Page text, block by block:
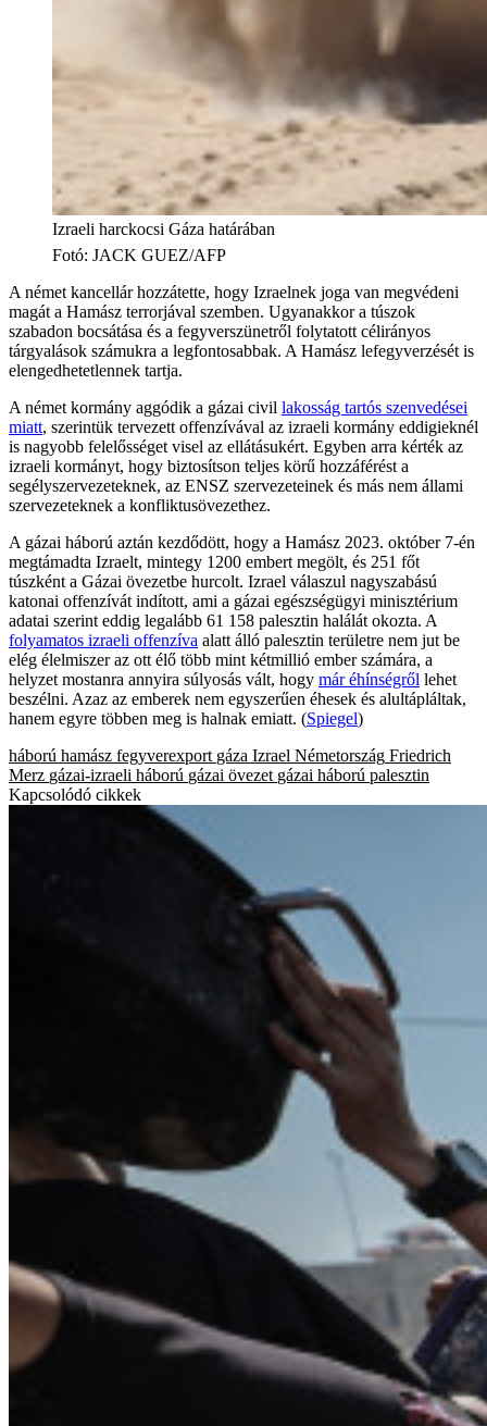
Izraeli harckocsi Gáza határában
Fotó: JACK GUEZ/AFP
A német kancellár hozzátette, hogy Izraelnek joga van megvédeni
magát a Hamász terrorjával szemben. Ugyanakkor a túszok
szabadon bocsátása és a fegyverszünetről folytatott célirányos
tárgyalások számukra a legfontosabbak. A Hamász lefegyverzését is
elengedhetetlennek tartja.
A német kormány aggódik a gázai civil lakosság tartós szenvedései
miatt, szerintük tervezett offenzívával az izraeli kormány eddigieknél
is nagyobb felelősséget visel az ellátásukért. Egyben arra kérték az
izraeli kormányt, hogy biztosítson teljes körű hozzáférést a
segélyszervezeteknek, az ENSZ szervezeteinek és más nem állami
szervezeteknek a konfliktusövezethez.
A gázai háború aztán kezdődött, hogy a Hamász 2023. október 7-én
megtámadta Izraelt, mintegy 1200 embert megölt, és 251 főt
túszként a Gázai övezetbe hurcolt. Izrael válaszul nagyszabású
katonai offenzívát indított, ami a gázai egészségügyi minisztérium
adatai szerint eddig legalább 61 158 palesztin halálát okozta. A
folyamatos izraeli offenzíva alatt álló palesztin területre nem jut be
elég élelmiszer az ott élő több mint kétmillió ember számára, a
helyzet mostanra annyira súlyosás vált, hogy már éhínségről lehet
beszélni. Azaz az emberek nem egyszerűen éhesek és alultápláltak,
hanem egyre többen meg is halnak emiatt. (Spiegel)
háború hamász fegyverexport gáza Izrael Németország Friedrich
Merz gázai-izraeli háború gázai övezet gázai háború palesztin
Kapcsolódó cikkek